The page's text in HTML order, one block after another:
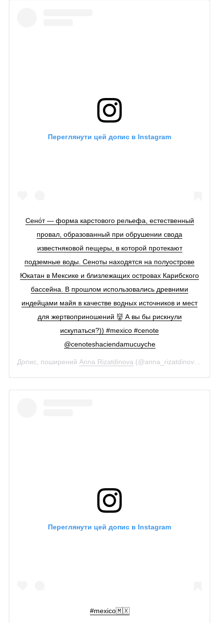
Переглянути цей допис в Instagram
Сено́т — форма карстового рельефа, естественный
провал, образованный при обрушении свода
известняковой пещеры, в которой протекают
подземные воды. Сеноты находятся на полуострове
Юкатан в Мексике и близлежащих островах Карибского
бассейна. В прошлом использовались древними
индейцами майя в качестве водных источников и мест
для жертвоприношений 👹 А вы бы рискнули
искупаться?)) #mexico #cenote
@cenoteshaciendamucuyche
Допис, поширений Anna Rizatdinova (@anna_rizatdinova)
Переглянути цей допис в Instagram
#mexico🇲🇽